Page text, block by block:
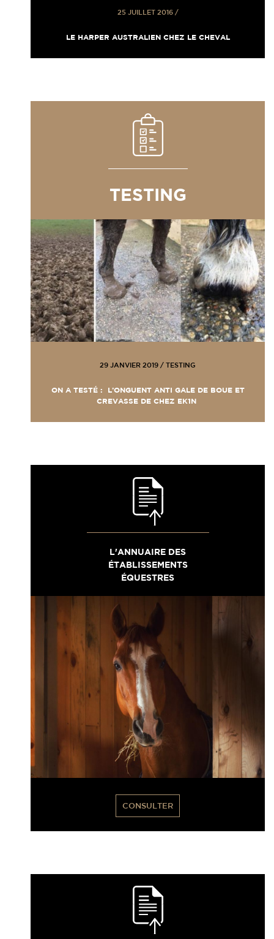
25 JUILLET 2016/
LE HARPER AUSTRALIEN CHEZ LE CHEVAL
TESTING
29 JANVIER 2019 / TESTING
ON A TESTÉ : L’ONGUENT ANTI GALE DE BOUE ET
CREVASSE DE CHEZ EK1N
L'ANNUAIRE DES
ÉTABLISSEMENTS
ÉQUESTRES
CONSULTER